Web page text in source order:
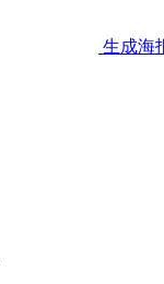
生成海